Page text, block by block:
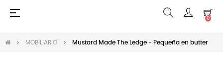
Navegación
☰
0
MOBILIARIO Mustard Made The Ledge - Pequeña en butter